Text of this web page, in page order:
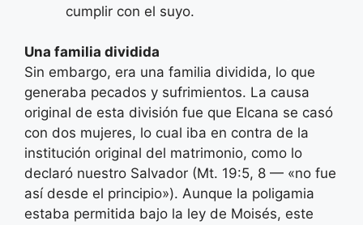
cumplir con el suyo.
Una familia dividida
Sin embargo, era una familia dividida, lo que
generaba pecados y sufrimientos. La causa
original de esta división fue que Elcana se casó
con dos mujeres, lo cual iba en contra de la
institución original del matrimonio, como lo
declaró nuestro Salvador (Mt. 19:5, 8 — «no fue
así desde el principio»). Aunque la poligamia
estaba permitida bajo la ley de Moisés, este